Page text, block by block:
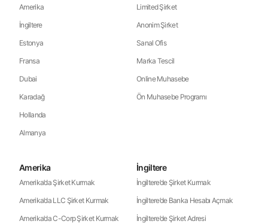
Amerika
İngiltere
Estonya
Fransa
Dubai
Karadağ
Hollanda
Almanya
Limited Şirket
Anonim Şirket
Sanal Ofis
Marka Tescil
Online Muhasebe
Ön Muhasebe Programı
Amerika
Amerika’da Şirket Kurmak
Amerika’da LLC Şirket Kurmak
Amerika’da C-Corp Şirket Kurmak
İngiltere
İngiltere’de Şirket Kurmak
İngiltere’de Banka Hesabı Açmak
İngiltere’de Şirket Adresi